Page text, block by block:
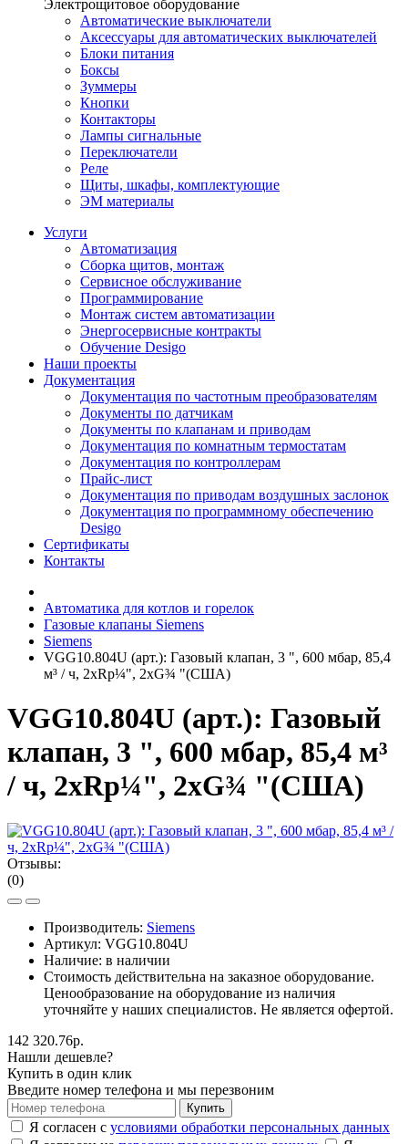
Электрощитовое оборудование
Автоматические выключатели
Аксессуары для автоматических выключателей
Блоки питания
Боксы
Зуммеры
Кнопки
Контакторы
Лампы сигнальные
Переключатели
Реле
Щиты, шкафы, комплектующие
ЭМ материалы
Услуги
Автоматизация
Сборка щитов, монтаж
Сервисное обслуживание
Программирование
Монтаж систем автоматизации
Энергосервисные контракты
Обучение Desigo
Наши проекты
Документация
Документация по частотным преобразователям
Документы по датчикам
Документы по клапанам и приводам
Документация по комнатным термостатам
Документация по контроллерам
Прайс-лист
Документация по приводам воздушных заслонок
Документация по программному обеспечению
Desigo
Сертификаты
Контакты
Автоматика для котлов и горелок
Газовые клапаны Siemens
Siemens
VGG10.804U (арт.): Газовый клапан, 3 ", 600 мбар, 85,4
м³ / ч, 2xRp¼", 2xG¾ "(США)
VGG10.804U (арт.): Газовый
клапан, 3 ", 600 мбар, 85,4 м³
/ ч, 2xRp¼", 2xG¾ "(США)
Отзывы:
(0)
Производитель: Siemens
Артикул: VGG10.804U
Наличие: в наличии
Стоимость действительна на заказное оборудование.
Ценообразование на оборудование из наличия
уточняйте у наших специалистов. Не является офертой.
142 320.76р.
Нашли дешевле?
Купить в один клик
Введите номер телефона и мы перезвоним
Купить
Я согласен с условиями обработки персональных данных